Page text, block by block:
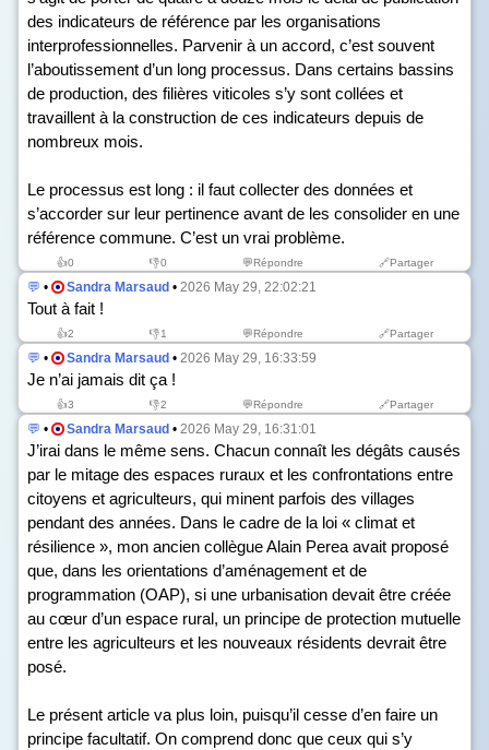
des indicateurs de référence par les organisations
interprofessionnelles. Parvenir à un accord, c’est souvent
l’aboutissement d’un long processus. Dans certains bassins
de production, des filières viticoles s’y sont collées et
travaillent à la construction de ces indicateurs depuis de
nombreux mois.
Le processus est long : il faut collecter des données et
s’accorder sur leur pertinence avant de les consolider en une
référence commune. C’est un vrai problème.
👍0 👎0 💬Répondre 🔗Partager
💬 • Sandra Marsaud • 2026 May 29, 22:02:21
Tout à fait !
👍2 👎1 💬Répondre 🔗Partager
💬 • Sandra Marsaud • 2026 May 29, 16:33:59
Je n’ai jamais dit ça !
👍3 👎2 💬Répondre 🔗Partager
💬 • Sandra Marsaud • 2026 May 29, 16:31:01
J’irai dans le même sens. Chacun connaît les dégâts causés
par le mitage des espaces ruraux et les confrontations entre
citoyens et agriculteurs, qui minent parfois des villages
pendant des années. Dans le cadre de la loi « climat et
résilience », mon ancien collègue Alain Perea avait proposé
que, dans les orientations d’aménagement et de
programmation (OAP), si une urbanisation devait être créée
au cœur d’un espace rural, un principe de protection mutuelle
entre les agriculteurs et les nouveaux résidents devrait être
posé.
Le présent article va plus loin, puisqu’il cesse d’en faire un
principe facultatif. On comprend donc que ceux qui s’y